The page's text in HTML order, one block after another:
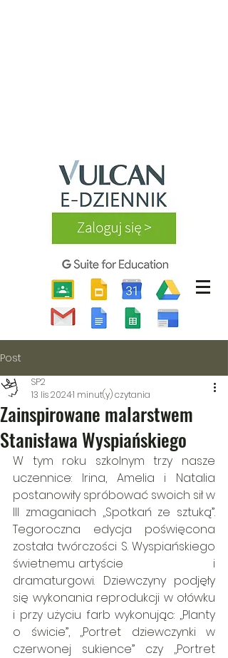
Post
Zainspirowane malarstwem
Stanisława Wyspiańskiego
SP2
13 lis 20241 minut(y) czytania
W tym roku szkolnym trzy nasze
uczennice: Irina, Amelia i Natalia
postanowiły spróbować swoich sił w
III zmaganiach ,,Spotkań ze sztuką”.
Tegoroczna edycja poświęcona
została twórczości S. Wyspiańskiego
świetnemu artyście                            i
dramaturgowi. Dziewczyny podjęły
się wykonania reprodukcji w ołówku
i przy użyciu farb wykonując: ,,Planty
o świcie”, ,,Portret dziewczynki w
czerwonej sukience” czy ,,Portret